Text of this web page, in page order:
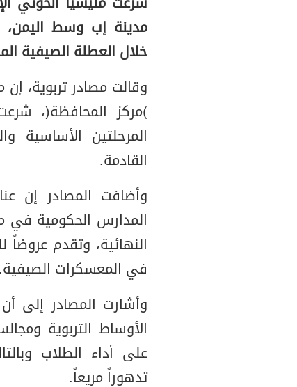
شرعت مليشيا الحوثي
مدينة إب وسط اليمن،
خلال العطلة الصيفية
وقالت مصادر تربوية،
(مركز المحافظة)،
المرحلتين الأساسية
القادمة.
وأضافت المصادر إن
المدارس الحكومية في
النهائية، وتقدم عروضاً
في المعسكرات الصيفية.
وأشارت المصادر إلى أن
الأوساط التربوية
على أداء الطلاب
تدهوراً مريعاً.